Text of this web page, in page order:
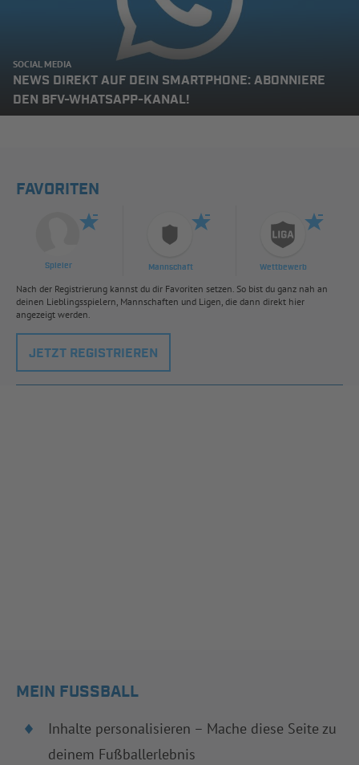
SOCIAL MEDIA
NEWS DIREKT AUF DEIN SMARTPHONE: ABONNIERE
DEN BFV-WHATSAPP-KANAL!
FAVORITEN
Spieler Mannschaft Wettbewerb
Nach der Registrierung kannst du dir Favoriten setzen. So bist du ganz nah an
deinen Lieblingsspielern, Mannschaften und Ligen, die dann direkt hier
angezeigt werden.
JETZT REGISTRIEREN
MEIN FUSSBALL
Inhalte personalisieren – Mache diese Seite zu
deinem Fußballerlebnis